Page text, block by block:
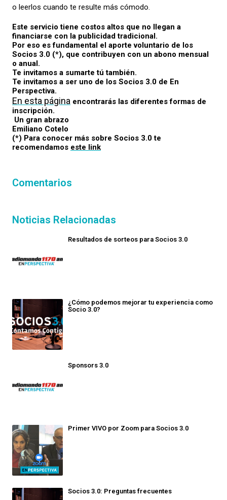
o leerlos cuando te resulte más cómodo.
Este servicio tiene costos altos que no llegan a
financiarse con la publicidad tradicional.
Por eso es fundamental el aporte voluntario de los
Socios 3.0 (*), que contribuyen con un abono mensual
o anual.
Te invitamos a sumarte tú también.
Te invitamos a ser uno de los Socios 3.0 de En
Perspectiva.
En esta página encontrarás las diferentes formas de
inscripción.
Un gran abrazo
Emiliano Cotelo
(*) Para conocer más sobre Socios 3.0 te
recomendamos este link
Comentarios
Noticias Relacionadas
Resultados de sorteos para Socios 3.0
¿Cómo podemos mejorar tu experiencia como
Socio 3.0?
Sponsors 3.0
Primer VIVO por Zoom para Socios 3.0
Socios 3.0: Preguntas frecuentes